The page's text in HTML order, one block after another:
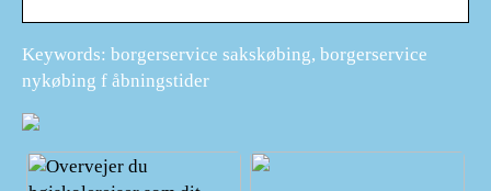
Keywords: borgerservice sakskøbing, borgerservice
nykøbing f åbningstider